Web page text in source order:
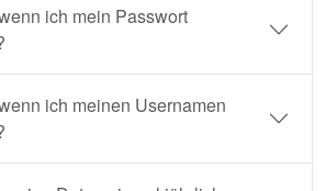
ich mein Passwort
ich meinen Usernamen